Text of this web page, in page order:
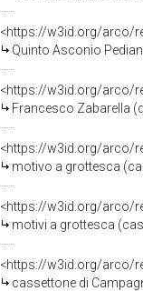
<https://w3id.org/arco/
Quinto Asconio
<https://w3id.org/arco/
Francesco Zabarella
<https://w3id.org/arco/
motivo a grottesca
<https://w3id.org/arco/
motivi a grottesca
<https://w3id.org/arco/
cassettone di